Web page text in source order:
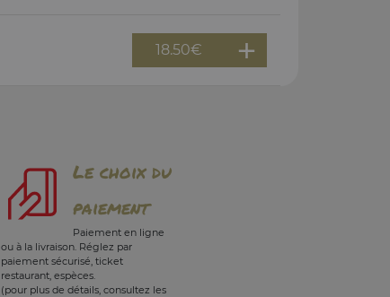
18.50€
Le choix du
paiement
Paiement en ligne
ou à la livraison. Réglez par
paiement sécurisé, ticket
restaurant, espèces.
(pour plus de détails, consultez les